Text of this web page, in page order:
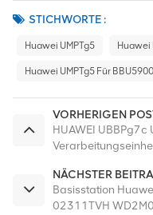
STICHWORTE :
Huawei UMPTg5 Huawei
Huawei UMPTg5 Für BBU5900
VORHERIGEN
HUAWEI
NÄCHSTER
Basisstation
02311TVH